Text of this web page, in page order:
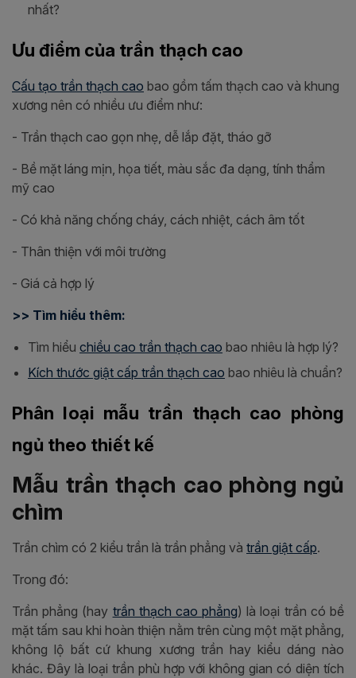
nhất?
Ưu điểm của trần thạch cao
Cấu tạo trần thạch cao bao gồm tấm thạch cao và khung
xương nên có nhiều ưu điểm như:
- Trần thạch cao gọn nhẹ, dễ lắp đặt, tháo gỡ
- Bề mặt láng mịn, họa tiết, màu sắc đa dạng, tính thẩm
mỹ cao
- Có khả năng chống cháy, cách nhiệt, cách âm tốt
- Thân thiện với môi trường
- Giá cả hợp lý
>> Tìm hiểu thêm:
Tìm hiểu chiều cao trần thạch cao bao nhiêu là hợp lý?
Kích thước giật cấp trần thạch cao bao nhiêu là chuẩn?
Phân loại mẫu trần thạch cao phòng
ngủ theo thiết kế
Mẫu trần thạch cao phòng ngủ
chìm
Trần chìm có 2 kiểu trần là trần phẳng và trần giật cấp.
Trong đó:
Trần phẳng (hay trần thạch cao phẳng) là loại trần có bề
mặt tấm sau khi hoàn thiện nằm trên cùng một mặt phẳng,
không lộ bất cứ khung xương trần hay kiểu dáng nào
khác. Đây là loại trần phù hợp với không gian có diện tích